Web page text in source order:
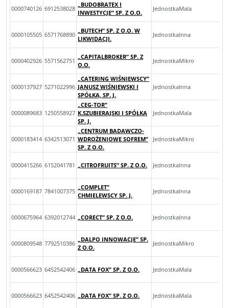
0000740126 6912538028
„BUDOBRATEX I
INWESTYCJE” SP. Z O.O.
JednostkaMala
0000105505 6571768890
„BUTECH” SP. Z O.O. W
LIKWIDACJI.
JednostkaInna
0000402926 5571562751
„CAPITALBROKER” SP. Z
O.O.
JednostkaMikro
0000137927 5271022996
„CATERING WIŚNIEWSCY”
JANUSZ WIŚNIEWSKI I
SPÓŁKA, SP. J.
JednostkaInna
0000089683 1250558927
„CEG-TOR”
K.SZUBIERAJSKI I SPÓŁKA
SP. J.
JednostkaMala
0000183414 6342513071
„CENTRUM BADAWCZO-
WDROŻENIOWE SOFREM”
SP. Z O.O.
JednostkaMikro
0000415266 6152041781 „CITROFRUITS” SP. Z O.O. JednostkaInna
0000169187 7841007375
„COMPLET”
CHMIELEWSCY SP. J.
JednostkaInna
0000675964 6392012744 „CORECT” SP. Z O.O. JednostkaInna
0000809548 7792510386
„DALPO INNOWACJE” SP.
Z O.O.
JednostkaMikro
0000566623 6452542406 „DATA FOX” SP. Z O.O. JednostkaMala
0000566623 6452542406 „DATA FOX” SP. Z O.O. JednostkaMala